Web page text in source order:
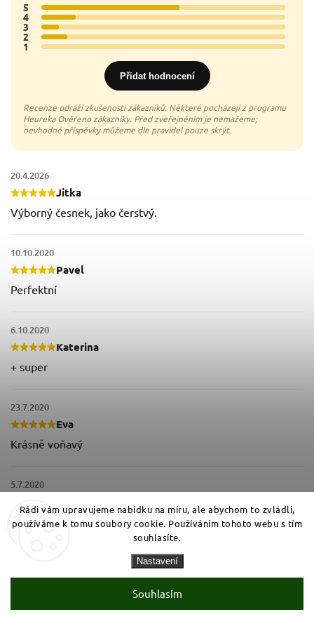
Rádi vám upravujeme nabídku na míru, ale abychom to zvládli,
používáme k tomu soubory cookie. Používáním tohoto webu s tím
souhlasíte.
Nastavení
Souhlasím
5 16x
4 4x
3 2x
2 3x
1 0x
Přidat hodnocení
Jitka
20.4.2026
Výborný česnek, jako čerstvý.
Pavel
10.10.2020
Perfektní
Katerina
6.10.2020
+ super
Eva
23.7.2020
Krásně voňavý
5.7.2020
dobrá cena i kvalita
Tomas
opravdu dobrý sušený česnek, je silný a voní, kvalita
rozhodně lepší než koupený u nás..